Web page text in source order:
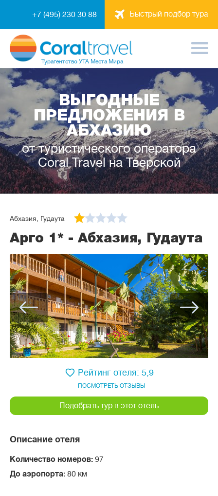
Быстрый подбор тура
+7 (495) 230 30 88
Турагентство УТА Места Мира
ВЫГОДНЫЕ
ПРЕДЛОЖЕНИЯ В
АБХАЗИЮ
от туристического оператора
Coral Travel на Тверской
Абхазия, Гудаута
Арго 1* - Абхазия, Гудаута
Описание отеля
Количество номеров: 97
До аэропорта: 80 км
ПОСМОТРЕТЬ ОТЗЫВЫ
Рейтинг отеля: 5,9
Подобрать тур в этот отель